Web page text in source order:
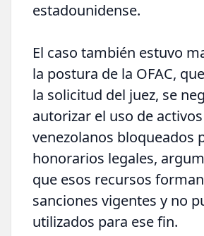
estadounidense.
El caso también estuvo
la postura de la OFAC,
la solicitud del juez, se
autorizar el uso de activos
venezolanos bloqueados
honorarios legales,
que esos recursos
sanciones vigentes y no
utilizados para ese fin.